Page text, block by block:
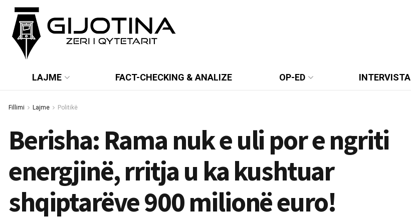
LAJME FACT-CHECKING & ANALIZE OP-ED INTERVISTA
Fillimi Lajme Politikë
Berisha: Rama nuk e uli por e ngriti
energjinë, rritja u ka kushtuar
shqiptarëve 900 milionë euro!